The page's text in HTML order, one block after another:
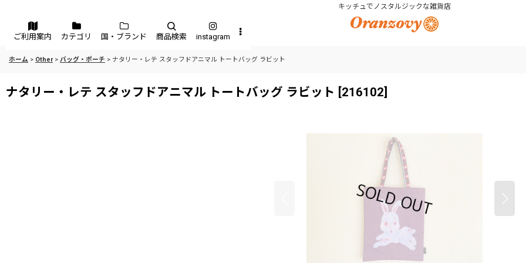
キッチュでノスタルジックな雑貨店
メニュー
ご利用案内 カテゴリ 国・ブランド 商品検索 instagram
ホーム > Other > バッグ・ポーチ > ナタリー・レテ スタッフドアニマル トートバッグ ラビット
ナタリー・レテ スタッフドアニマル トートバッグ ラビット [216102]